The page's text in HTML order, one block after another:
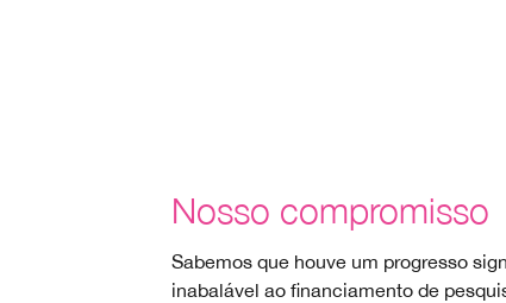
Nosso compromisso
Sabemos que houve um progresso
inabalável ao financiamento de